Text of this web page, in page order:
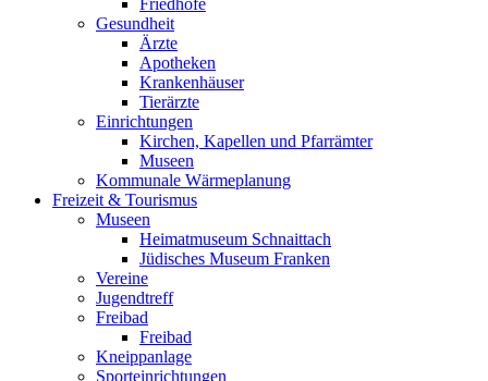
Friedhöfe
Gesundheit
Ärzte
Apotheken
Krankenhäuser
Tierärzte
Einrichtungen
Kirchen, Kapellen und Pfarrämter
Museen
Kommunale Wärmeplanung
Freizeit & Tourismus
Museen
Heimatmuseum Schnaittach
Jüdisches Museum Franken
Vereine
Jugendtreff
Freibad
Freibad
Kneippanlage
Sporteinrichtungen